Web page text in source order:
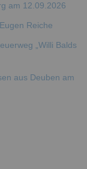
am 12.09.2026
Reiche
„Willi Balds
aus Deuben am